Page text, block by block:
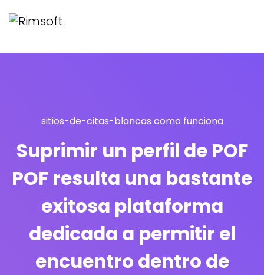
sitios-de-citas-blancas como funciona
Suprimir un perfil de POF
POF resulta una bastante
exitosa plataforma
dedicada a permitir el
encuentro dentro de